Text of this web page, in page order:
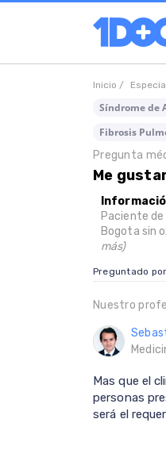
Inicio /
Síndrome de
Fibrosis
Pregunta
Me
Paciente
Bogota sin
más)
Preguntado
Nuestro
Mas que el
personas
será el